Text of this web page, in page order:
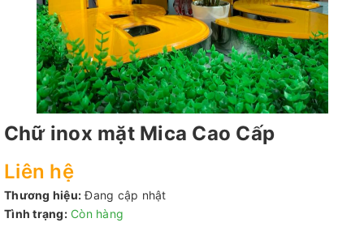
Chữ inox mặt Mica Cao Cấp
Liên hệ
Thương hiệu: Đang cập nhật
Tình trạng: Còn hàng